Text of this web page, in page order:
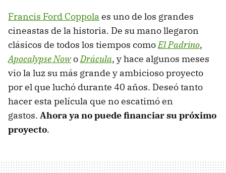
Francis Ford Coppola es uno de los grandes
cineastas de la historia. De su mano llegaron
clásicos de todos los tiempos comoEl Padrino,
Apocalypse NowoDrácula, y hace algunos meses
vio la luz su más grande y ambicioso proyecto
por el que luchó durante 40 años. Deseó tanto
hacer esta película que no escatimó en
gastos. Ahora ya no puede financiar su próximo
proyecto.